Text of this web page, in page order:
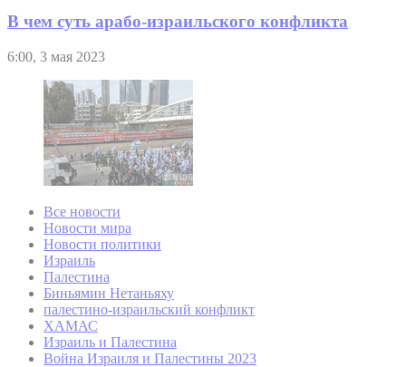
В чем суть арабо-израильского конфликта
6:00, 3 мая 2023
Все новости
Новости мира
Новости политики
Израиль
Палестина
Биньямин Нетаньяху
палестино-израильский конфликт
ХАМАС
Израиль и Палестина
Война Израиля и Палестины 2023